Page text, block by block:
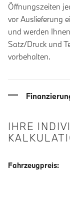
Öffnungszeiten
vor Auslieferung
und werden
Satz/Druck und
vorbehalten.
IHRE
Fahrzeugpreis: